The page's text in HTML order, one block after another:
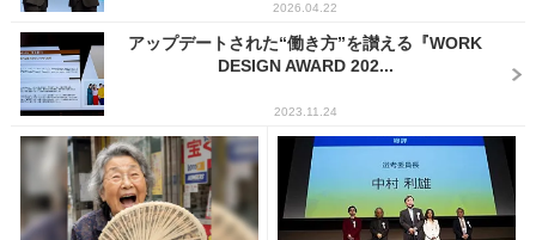
2026.04.22
アップデートされた“働き方”を讃える『WORK
DESIGN AWARD 202...
2023.11.24